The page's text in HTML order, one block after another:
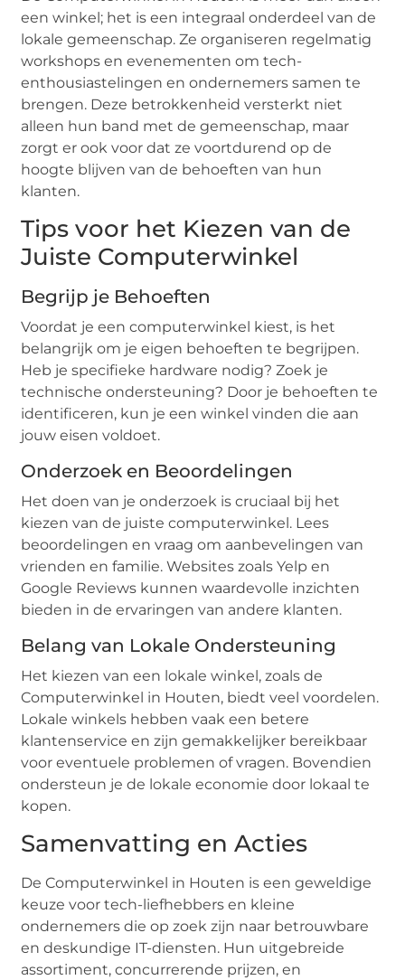
een winkel; het is een integraal onderdeel van de
lokale gemeenschap. Ze organiseren regelmatig
workshops en evenementen om tech-
enthousiastelingen en ondernemers samen te
brengen. Deze betrokkenheid versterkt niet
alleen hun band met de gemeenschap, maar
zorgt er ook voor dat ze voortdurend op de
hoogte blijven van de behoeften van hun
klanten.
Tips voor het Kiezen van de
Juiste Computerwinkel
Begrijp je Behoeften
Voordat je een computerwinkel kiest, is het
belangrijk om je eigen behoeften te begrijpen.
Heb je specifieke hardware nodig? Zoek je
technische ondersteuning? Door je behoeften te
identificeren, kun je een winkel vinden die aan
jouw eisen voldoet.
Onderzoek en Beoordelingen
Het doen van je onderzoek is cruciaal bij het
kiezen van de juiste computerwinkel. Lees
beoordelingen en vraag om aanbevelingen van
vrienden en familie. Websites zoals Yelp en
Google Reviews kunnen waardevolle inzichten
bieden in de ervaringen van andere klanten.
Belang van Lokale Ondersteuning
Het kiezen van een lokale winkel, zoals de
Computerwinkel in Houten, biedt veel voordelen.
Lokale winkels hebben vaak een betere
klantenservice en zijn gemakkelijker bereikbaar
voor eventuele problemen of vragen. Bovendien
ondersteun je de lokale economie door lokaal te
kopen.
Samenvatting en Acties
De Computerwinkel in Houten is een geweldige
keuze voor tech-liefhebbers en kleine
ondernemers die op zoek zijn naar betrouwbare
en deskundige IT-diensten. Hun uitgebreide
assortiment, concurrerende prijzen, en